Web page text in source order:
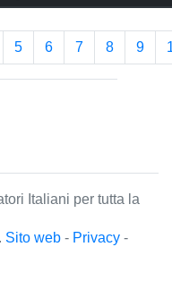
5 6 7 8 9
Italiani per tutta la
Sito web - Privacy -